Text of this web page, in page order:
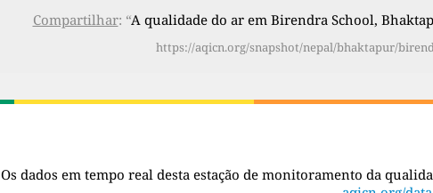
Compartilhar: “A qualidade do ar em Birendra School,
https://aqicn.org/snapshot/nepal/bhaktapur/
Os dados em tempo real desta estação de monitoramento da